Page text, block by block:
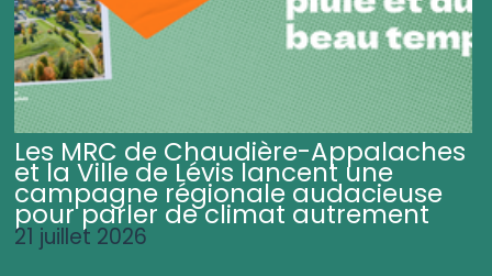
Les MRC de Chaudière-Appalaches
et la Ville de Lévis lancent une
campagne régionale audacieuse
pour parler de climat autrement
21 juillet 2026